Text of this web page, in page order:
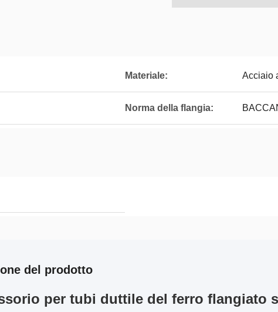
Materiale: Acciaio
Norma della flangia:
del prodotto
per tubi duttile del ferro flangiato